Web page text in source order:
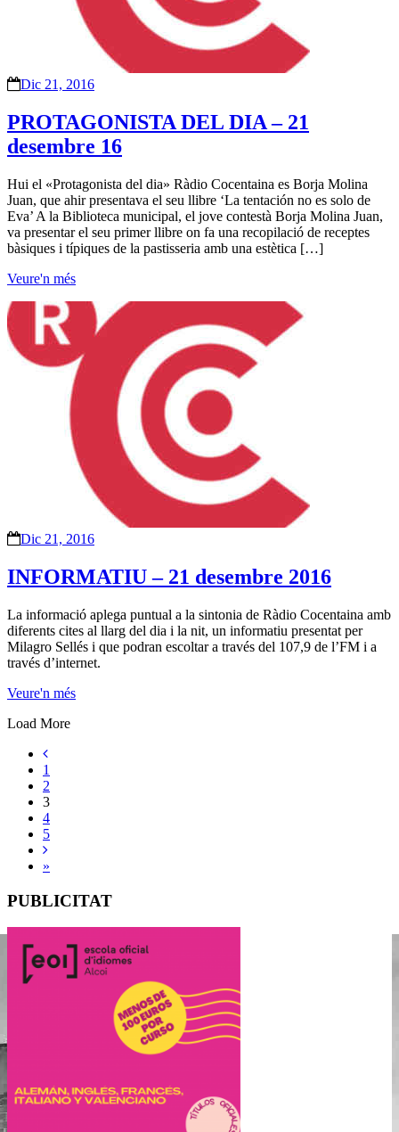
Dic 21, 2016
PROTAGONISTA DEL DIA – 21
desembre 16
Hui el «Protagonista del dia» Ràdio Cocentaina es Borja Molina
Juan, que ahir presentava el seu llibre ‘La tentación no es solo de
Eva’ A la Biblioteca municipal, el jove contestà Borja Molina Juan,
va presentar el seu primer llibre on fa una recopilació de receptes
bàsiques i típiques de la pastisseria amb una estètica […]
Veure'n més
Dic 21, 2016
INFORMATIU – 21 desembre 2016
La informació aplega puntual a la sintonia de Ràdio Cocentaina amb
diferents cites al llarg del dia i la nit, un informatiu presentat per
Milagro Sellés i que podran escoltar a través del 107,9 de l’FM i a
través d’internet.
Veure'n més
Load More
1
2
3
4
5
»
PUBLICITAT